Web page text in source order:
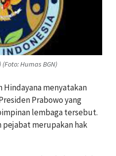
Humas BGN)
Hindayana menyatakan
Prabowo yang
lembaga tersebut.
pejabat merupakan hak